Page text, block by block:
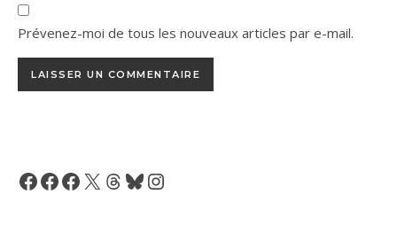
Prévenez-moi de tous les nouveaux articles par e-mail.
Facebook
Facebook
Facebook
X Threads
BlueskyInstagram